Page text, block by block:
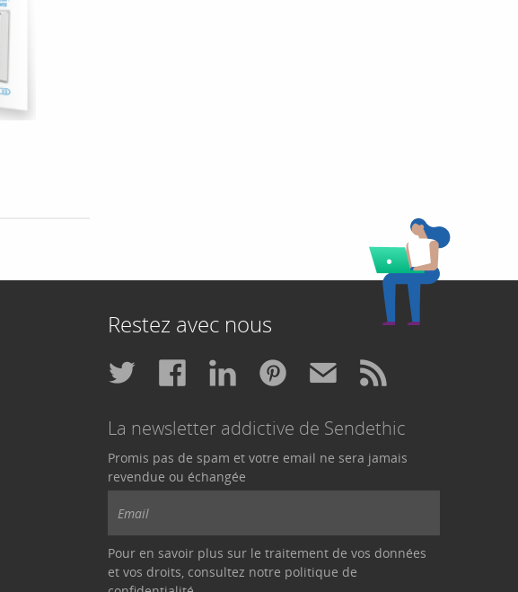
Restez avec nous
La newsletter addictive de Sendethic
Promis pas de spam et votre email ne sera jamais
revendue ou échangée
Pour en savoir plus sur le traitement de vos données
et vos droits, consultez notre politique de